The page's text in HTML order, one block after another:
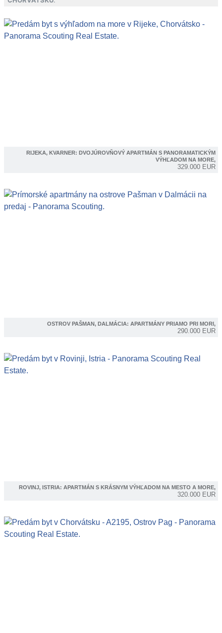
RIJEKA, KVARNER: DVOJÚROVŇOVÝ APARTMÁN S PANORAMATICKÝM
VÝHĽADOM NA MORE,
329.000 EUR
OSTROV PAŠMAN, DALMÁCIA: APARTMÁNY PRIAMO PRI MORI,
290.000 EUR
ROVINJ, ISTRIA: APARTMÁN S KRÁSNYM VÝHĽADOM NA MESTO A MORE,
320.000 EUR